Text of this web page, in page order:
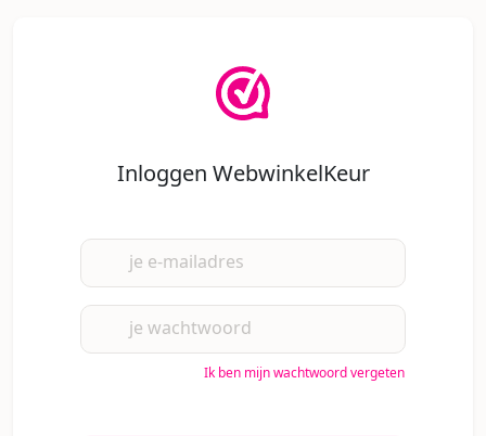
Inloggen WebwinkelKeur
je e-mailadres
je wachtwoord
Ik ben mijn wachtwoord vergeten